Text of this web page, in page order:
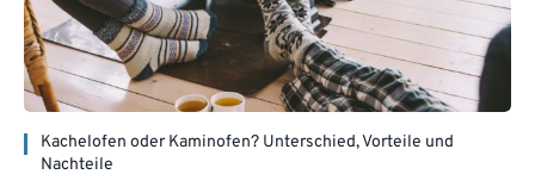
Kachelofen oder Kaminofen? Unterschied, Vorteile und
Nachteile